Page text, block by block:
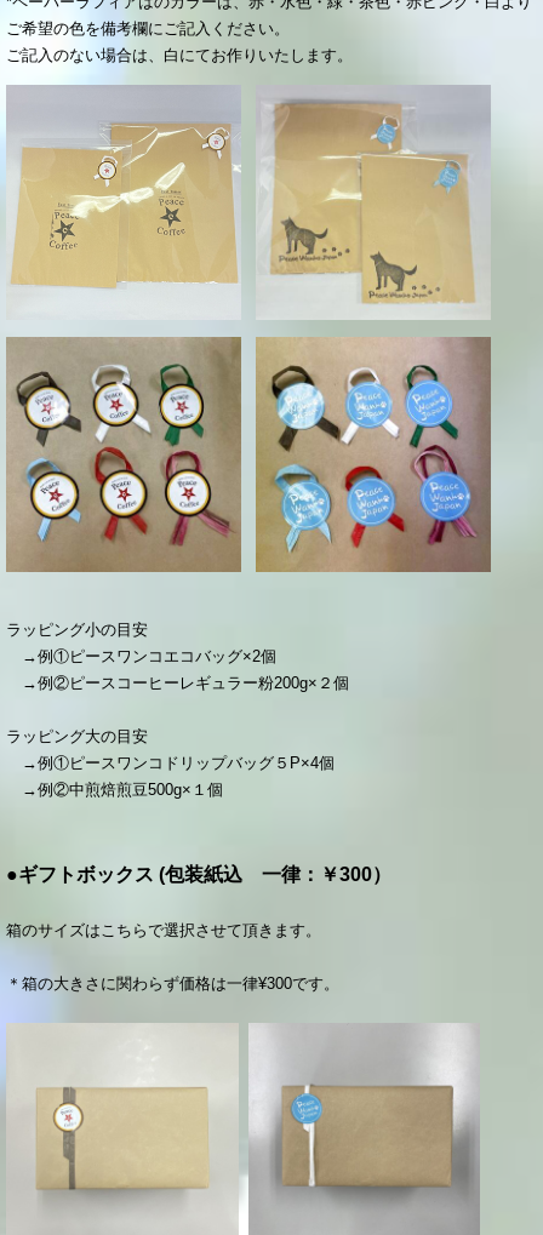
ご希望の色を備考欄にご記入ください。
ご記入のない場合は、白にてお作りいたします。
ラッピング小の目安
→例①ピースワンコエ コバッグ×2個
→例②ピースコーヒーレギュラー粉200g×２個
ラッピング大の目安
→例①ピースワンコドリップバッグ５P×4個
→例②中煎焙煎豆500g×１個
●ギフトボックス (包装紙込 一律：￥300）
箱のサイズはこちらで選択させて頂きます。
＊箱の大きさに関わらず価格は一律¥300です。